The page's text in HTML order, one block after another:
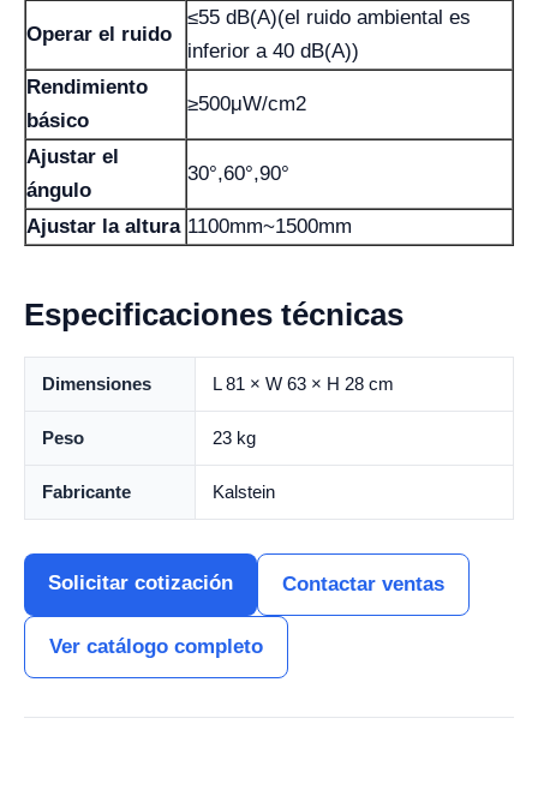
Operar el ruido
≤55 dB(A)(el ruido ambiental es
inferior a 40 dB(A))
Rendimiento
básico
≥500μW/cm2
Ajustar el
ángulo
30°,60°,90°
Ajustar la altura 1100mm~1500mm
Especificaciones técnicas
Dimensiones L 81 × W 63 × H 28 cm
Peso 23 kg
Fabricante Kalstein
Solicitar cotización Contactar ventas
Ver catálogo completo